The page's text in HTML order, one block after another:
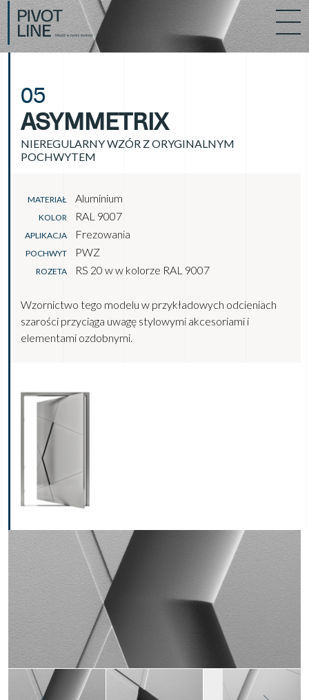
05
ASYMMETRIX
NIEREGULARNY WZÓR Z ORYGINALNYM
POCHWYTEM
MATERIAŁ Aluminium
KOLOR RAL 9007
APLIKACJA Frezowania
POCHWYT PWZ
ROZETA RS 20 w w kolorze RAL 9007
Wzornictwo tego modelu w przykładowych odcieniach
szarości przyciąga uwagę stylowymi akcesoriami i
elementami ozdobnymi.